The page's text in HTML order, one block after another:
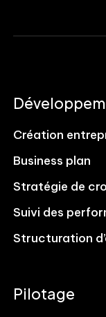
Création
Business plan
Stratégie de
Suivi des
Structuration
Pilotage